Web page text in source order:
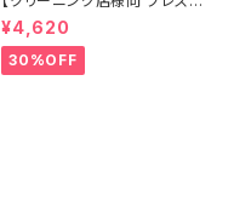
工なし】綿100% エンジ染め ス
カート 【元色：白 - 汚れあり】 -
染め直し[臙脂 - ワインレッド -
くすんだ深みのある赤]403-01
¥4,620
30%OFF